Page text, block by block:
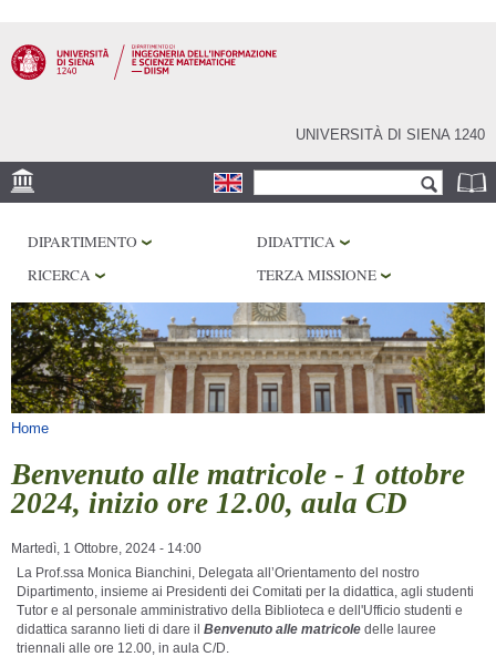
contenuto
principale
UNIVERSITÀ DI SIENA 1240
Form di ricerca
PHD PROGRAM
LABORATORI
BIBLIOTECHE
SERVIZI
DIPARTIMENTO
DIDATTICA
RICERCA
TERZA MISSIONE
Tu sei qui
Home
Benvenuto alle matricole - 1 ottobre
2024, inizio ore 12.00, aula CD
Martedì, 1 Ottobre, 2024 - 14:00
La Prof.ssa Monica Bianchini, Delegata all’Orientamento del nostro
Dipartimento, insieme ai Presidenti dei Comitati per la didattica, agli studenti
Tutor e al personale amministrativo della Biblioteca e dell'Ufficio studenti e
didattica saranno lieti di dare il Benvenuto alle matricole delle lauree
triennali alle ore 12.00 , in aula C/D.